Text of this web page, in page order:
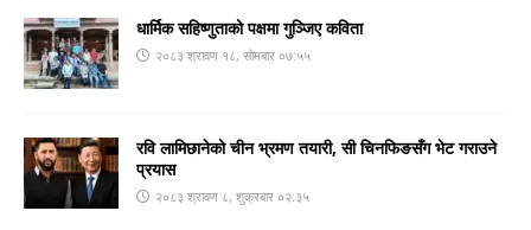
धार्मिक सहिष्णुताको पक्षमा गुञ्जिए कविता
२०८३ श्रावण १८, सोमबार ०७:५५
रवि लामिछानेको चीन भ्रमण तयारी, सी चिनफिङसँग भेट गराउने
प्रयास
२०८३ श्रावण ८, शुक्रबार ०२:३५